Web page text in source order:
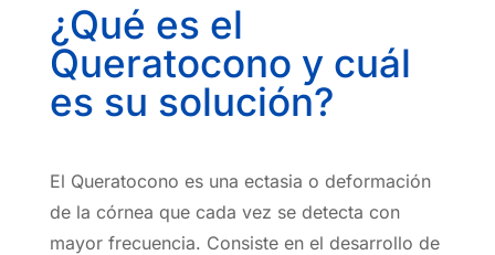
¿Qué es el
Queratocono y cuál
es su solución?
El Queratocono es una ectasia o deformación
de la córnea que cada vez se detecta con
mayor frecuencia. Consiste en el desarrollo de